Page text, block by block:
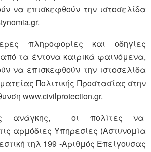
να επισκεφθούν την ιστοσελίδα
πληροφορίες και οδηγίες
τα έντονα καιρικά φαινόμενα,
να επισκεφθούν την ιστοσελίδα
Πολιτικής Προστασίας στην
www.civilprotection.gr.
ανάγκης, οι πολίτες να
αρμόδιες Υπηρεσίες (Αστυνομία
τηλ 199 -Αριθμός Επείγουσας